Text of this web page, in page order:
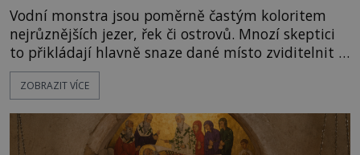
Vodní monstra jsou poměrně častým koloritem
nejrůznějších jezer, řek či ostrovů. Mnozí skeptici
to přikládají hlavně snaze dané místo zviditelnit a
přitáhnout k němu pozornost záhadám
nakloněných turistů. Je to také případ kyperského
legendami o něm ukrývat nějaký pravdivý základ?
V blízkosti Mysu Greco, jak se přez
ZOBRAZIT VÍCE